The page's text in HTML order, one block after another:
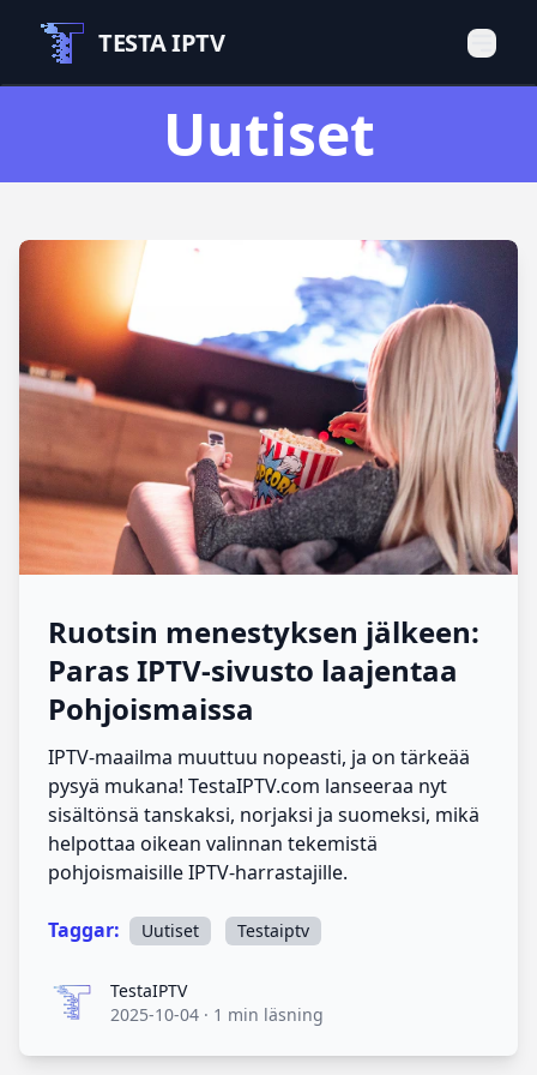
TESTA IPTV
Uutiset
Ruotsin menestyksen jälkeen:
Paras IPTV-sivusto laajentaa
Pohjoismaissa
IPTV-maailma muuttuu nopeasti, ja on tärkeää
pysyä mukana! TestaIPTV.com lanseeraa nyt
sisältönsä tanskaksi, norjaksi ja suomeksi, mikä
helpottaa oikean valinnan tekemistä
pohjoismaisille IPTV-harrastajille.
Taggar: Uutiset Testaiptv
TestaIPTVTestaIPTV
2025-10-04 · 1 min läsning